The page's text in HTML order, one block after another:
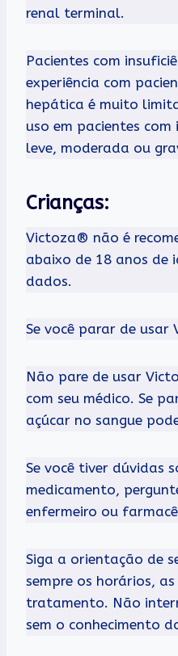
renal terminal.
Pacientes com
experiência com
hepática é muito
uso em pacientes
leve, moderada ou
Crianças:
Victoza® não é
abaixo de 18 anos
dados.
Se você parar de usar
Não pare de usar
com seu médico. Se
açúcar no sangue
Se você tiver dúvidas
medicamento,
enfermeiro ou
Siga a orientação de
sempre os horários,
tratamento. Não
sem o conhecimento